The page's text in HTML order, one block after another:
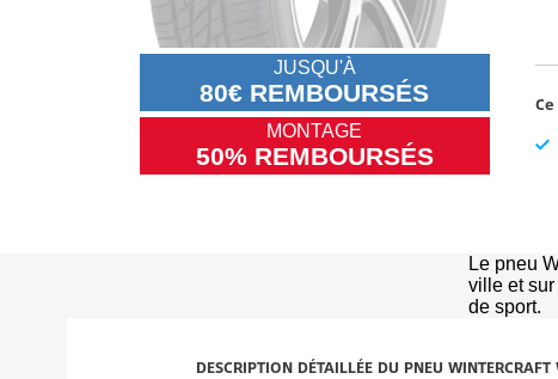
JUSQU'À
80€ REMBOURSÉS
MONTAGE
50% REMBOURSÉS
Le pneu
ville et
de sport.
DESCRIPTION DÉTAILLÉE DU PNEU